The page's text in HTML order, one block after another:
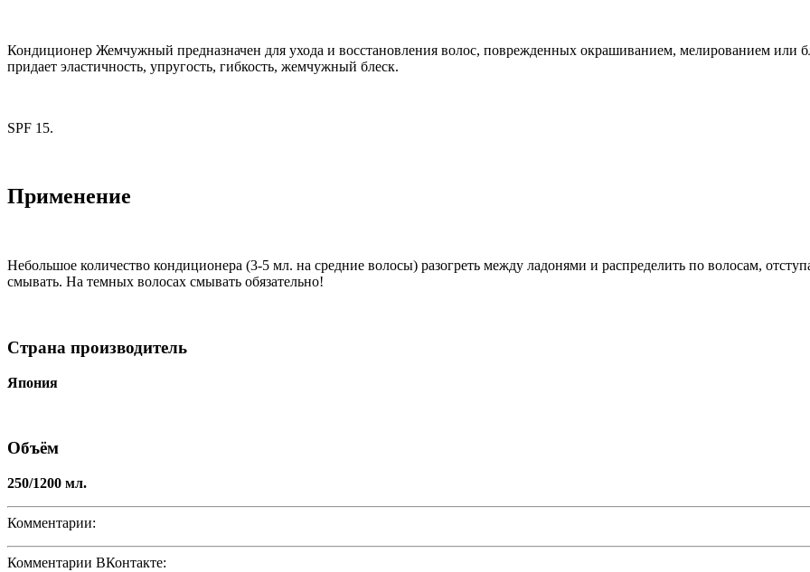
Кондиционер Жемчужный предназначен для ухода и восстановления волос, поврежденных окрашиванием, мелированием или
придает эластичность, упругость, гибкость, жемчужный блеск.
SPF 15.
Применение
Небольшое количество кондиционера (3-5 мл. на средние волосы) разогреть между ладонями и распределить по волосам,
смывать. На темных волосах смывать обязательно!
Страна производитель
Япония
Объём
250/1200 мл.
Комментарии:
Комментарии ВКонтакте: